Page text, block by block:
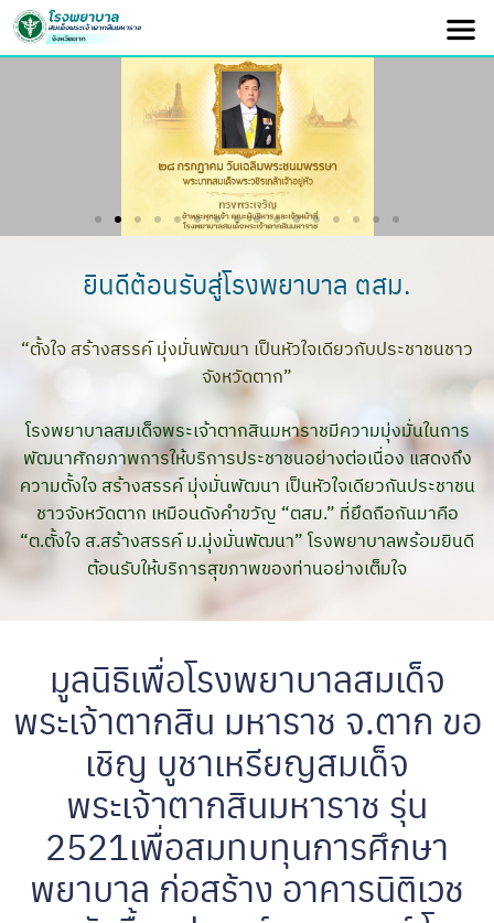
ยินดีต้อนรับสู่โรงพยาบาล ตสม.
“ตั้งใจ สร้างสรรค์ มุ่งมั่นพัฒนา เป็นหัวใจเดียวกับประชาชนชาว
จังหวัดตาก”
โรงพยาบาลสมเด็จพระเจ้าตากสินมหาราชมีความมุ่งมั่นในการ
พัฒนาศักยภาพการให้บริการประชาชนอย่างต่อเนื่อง แสดงถึง
ความตั้งใจ สร้างสรรค์ มุ่งมั่นพัฒนา เป็นหัวใจเดียวกันประชาชน
ชาวจังหวัดตาก เหมือนดังคำขวัญ “ตสม.” ที่ยึดถือกันมาคือ
“ต.ตั้งใจ ส.สร้างสรรค์ ม.มุ่งมั่นพัฒนา” โรงพยาบาลพร้อมยินดี
ต้อนรับให้บริการสุขภาพของท่านอย่างเต็มใจ
มูลนิธิเพื่อโรงพยาบาลสมเด็จ
พระเจ้าตากสิน มหาราช จ.ตาก ขอ
เชิญ บูชาเหรียญสมเด็จ
พระเจ้าตากสินมหาราช รุ่น
2521เพื่อสมทบทุนการศึกษา
พยาบาล ก่อสร้าง อาคารนิติเวช